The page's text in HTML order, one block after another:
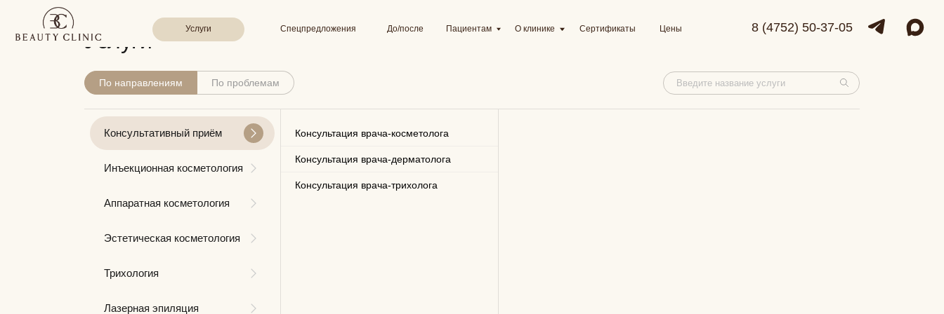
Спецпредложения До/после Пациентам О клинике Сертификаты Цены
Услуги 8 (4752) 50-37-05
Услуги
По направлениям По проблемам
Консультативный приём
Инъекционная косметология
Аппаратная косметология
Эстетическая косметология
Трихология
Лазерная эпиляция
Консультация врача-косметолога
Консультация врача-дерматолога
Консультация врача-трихолога